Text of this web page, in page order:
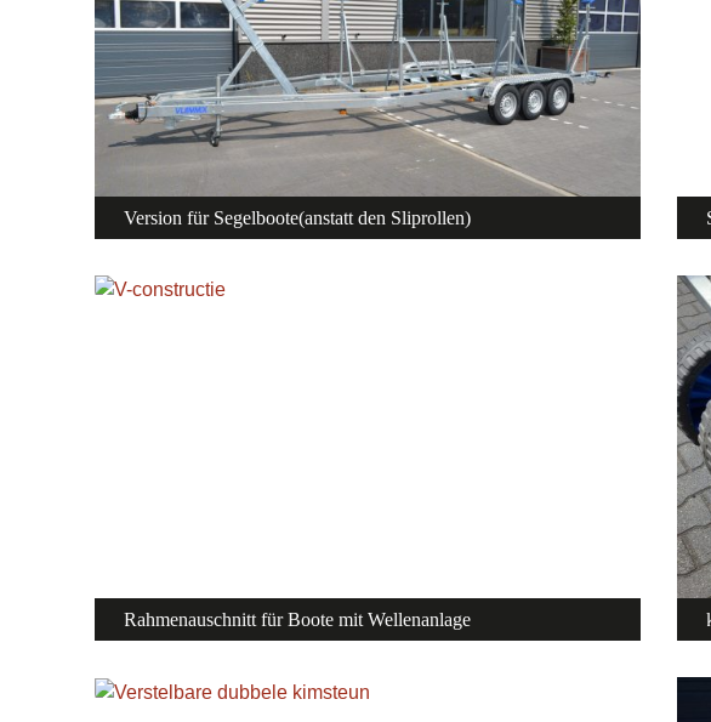
Version für Segelboote(anstatt den Sliprollen)
Rahmenauschnitt für Boote mit Wellenanlage